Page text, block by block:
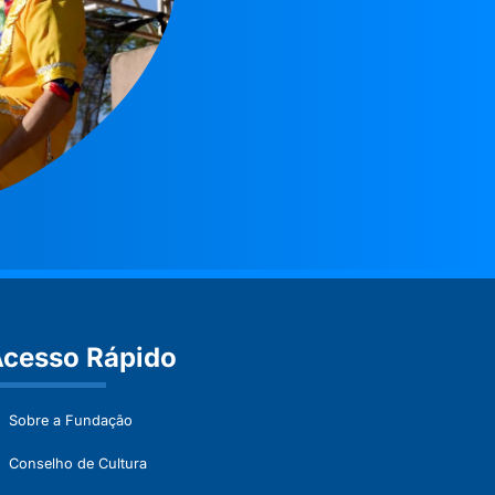
Rápido
Sobre a Fundação
Conselho de Cultura